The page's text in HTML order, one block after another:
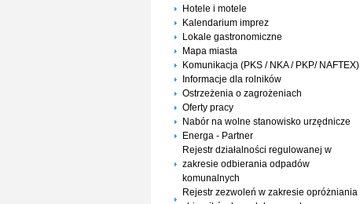
Hotele i motele
Kalendarium imprez
Lokale gastronomiczne
Mapa miasta
Komunikacja (PKS / NKA / PKP/ NAFTEX)
Informacje dla rolników
Ostrzeżenia o zagrożeniach
Oferty pracy
Nabór na wolne stanowisko urzędnicze
Energa - Partner
Rejestr działalności regulowanej w
zakresie odbierania odpadów
komunalnych
Rejestr zezwoleń w zakresie opróżniania